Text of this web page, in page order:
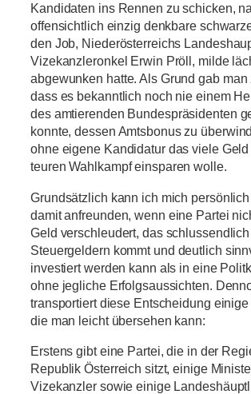
Kandidaten ins Rennen zu schicken,
offensichtlich einzig denkbare
den Job, Niederösterreichs
Vizekanzleronkel Erwin Pröll, milde
abgewunken hatte. Als Grund gab man
dass es bekanntlich noch nie einem
des amtierenden Bundespräsidenten
konnte, dessen Amtsbonus zu
ohne eigene Kandidatur das viele Geld
teuren Wahlkampf einsparen wolle.
Grundsätzlich kann ich mich
damit anfreunden, wenn eine Partei
Geld verschleudert, das
Steuergeldern kommt und deutlich
investiert werden kann als in eine
ohne jegliche Erfolgsaussichten.
transportiert diese Entscheidung
die man leicht übersehen kann:
Erstens gibt eine Partei, die in der
Republik Österreich sitzt, einige
Vizekanzler sowie einige